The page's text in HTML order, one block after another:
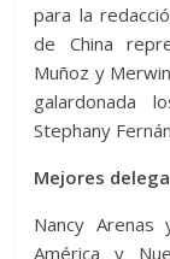
para la
de China
Muñoz y
galardonada
Stephany
Mejores
Nancy
América y